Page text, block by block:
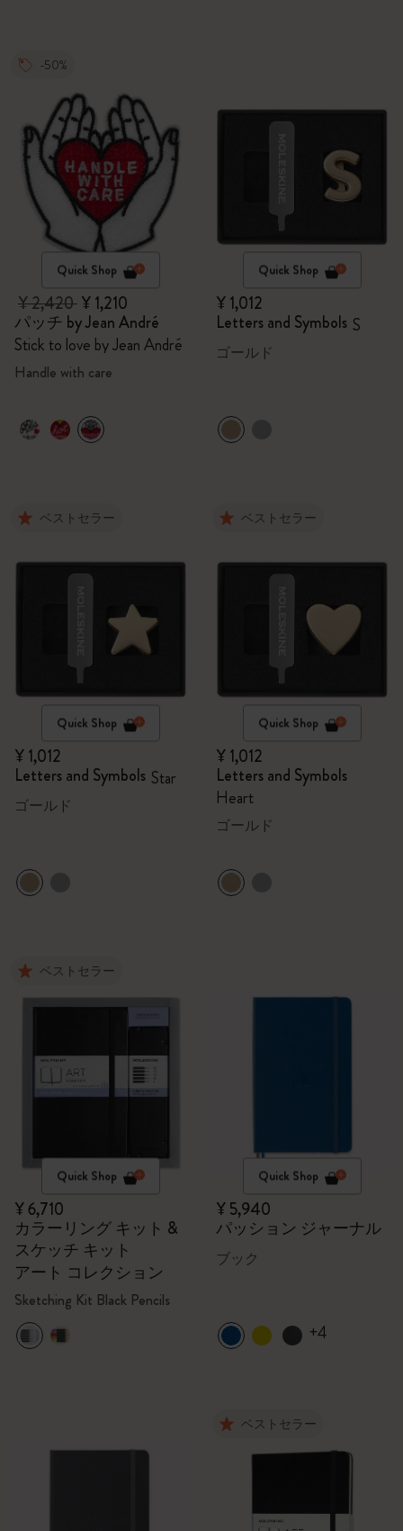
-50%
Quick Shop
¥ 2,420¥ 1,210
パッチ by Jean André
Stick to love by Jean André
Handle with care
Quick Shop
¥ 1,012
Letters and Symbols S
ゴールド
ベストセラー
Quick Shop
¥ 1,012
Letters and Symbols Star
ゴールド
ベストセラー
Quick Shop
¥ 1,012
Letters and Symbols
Heart
ゴールド
ベストセラー
Quick Shop
¥ 6,710
カラーリング キット &
スケッチ キット
アート コレクション
Sketching Kit Black Pencils
Quick Shop
¥ 5,940
パッション ジャーナル
ブック
+4
ベストセラー